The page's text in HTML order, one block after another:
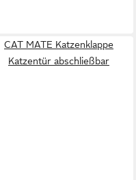
CAT MATE Katzenklappe
Katzentür abschließbar